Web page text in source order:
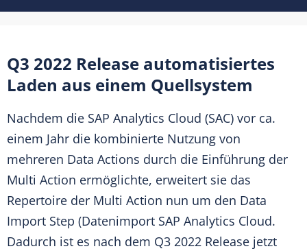
Q3 2022 Release automatisiertes
Laden aus einem Quellsystem
Nachdem die SAP Analytics Cloud (SAC) vor ca.
einem Jahr die kombinierte Nutzung von
mehreren Data Actions durch die Einführung der
Multi Action ermöglichte, erweitert sie das
Repertoire der Multi Action nun um den Data
Import Step (Datenimport SAP Analytics Cloud.
Dadurch ist es nach dem Q3 2022 Release jetzt